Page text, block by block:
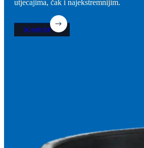
utjecajima, čak i najekstremnijim.
Kontakt